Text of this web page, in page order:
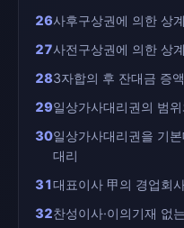
26사후구상권에 의한 상
27사전구상권에 의한 상
283자합의 후 잔대금 증
29일상가사대리권의 범
30일상가사대리권을 기
대리
31대표이사 甲의 경업회
32찬성이사·이의기재 없